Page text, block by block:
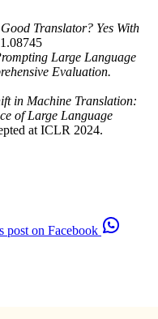
Translator? Yes With
Large Language
Evaluation.
in Machine Translation:
of Large Language
at ICLR 2024.
post on Facebook